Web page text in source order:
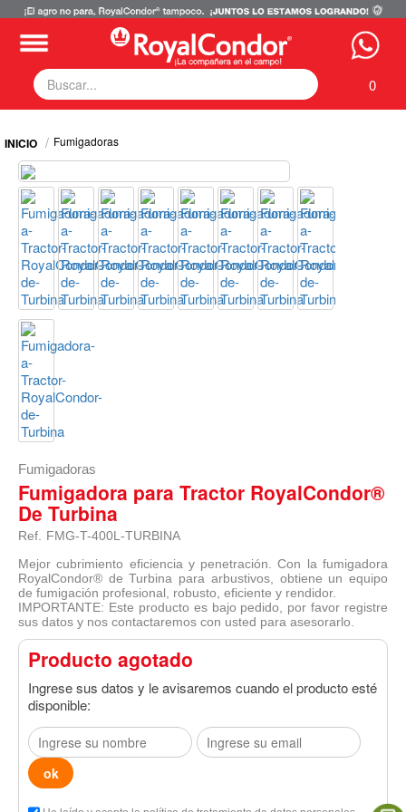
0
Fumigadoras
Equipos Motorizados
Respuestos y Accesorios
Tecnología de Aplicación
Zona Pecuaria
Zona Veterianaria
Fumigadoras
Fumigadoras
Fumigadora para Tractor RoyalCondor®
De Turbina
Ref. FMG-T-400L-TURBINA
Mejor cubrimiento eficiencia y penetración. Con la fumigadora
RoyalCondor® de Turbina para arbustivos, obtiene un equipo
de fumigación profesional, robusto, eficiente y rendidor.
IMPORTANTE: Este producto es bajo pedido, por favor registre
sus datos y nos contactaremos con usted para asesorarlo.
Producto agotado
Ingrese sus datos y le avisaremos cuando el producto esté
disponible: